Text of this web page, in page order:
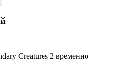
Creatures 2 временно